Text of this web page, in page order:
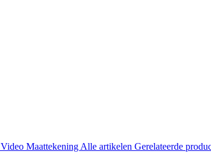
Video Maattekening Alle artikelen Gerelateerde